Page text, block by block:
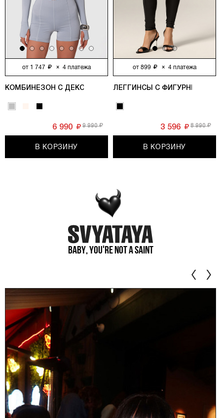
от 1 747 × 4 платежа
КОМБИНЕЗОН С ДЕКОРАТИВНЫМИ МОЛНИЯМИ, СЕРЫЙ
9 990
6 990
В КОРЗИНУ
от 899 × 4 платежа
ЛЕГГИНСЫ С ФИГУРНЫМИ
8 990
3 596
В КОРЗИНУ
Baby, you're not a saint